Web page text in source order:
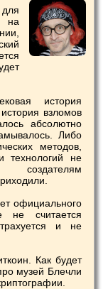
для
на
история
взломов
абсолютно
Либо
методов,
не
создателям
официального
не считается
и не
Как будет
музей Блечли